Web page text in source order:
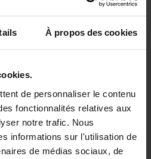
À propos des cookies
de personnaliser le contenu
fonctionnalités relatives aux
notre trafic. Nous
informations sur l'utilisation de
de médias sociaux, de